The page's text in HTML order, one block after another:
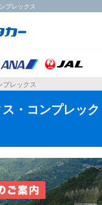
プレックス
プレックス
・コンプレック